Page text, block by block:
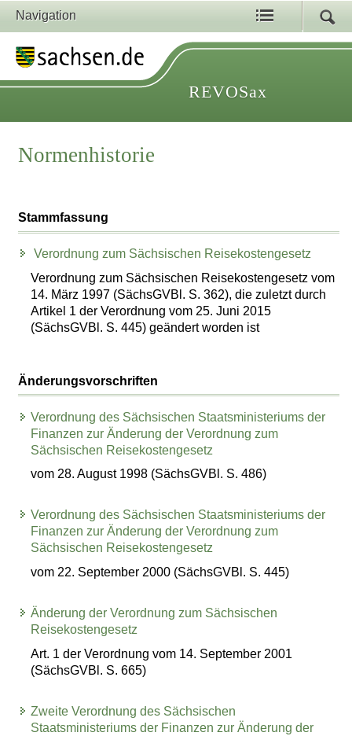
Navigation
REVOSax
Normenhistorie
Stammfassung
Verordnung zum Sächsischen Reisekostengesetz
Verordnung zum Sächsischen Reisekostengesetz vom
14. März 1997 (SächsGVBl. S. 362), die zuletzt durch
Artikel 1 der Verordnung vom 25. Juni 2015
(SächsGVBl. S. 445) geändert worden ist
Änderungsvorschriften
Verordnung des Sächsischen Staatsministeriums der
Finanzen zur Änderung der Verordnung zum
Sächsischen Reisekostengesetz
vom 28. August 1998 (SächsGVBl. S. 486)
Verordnung des Sächsischen Staatsministeriums der
Finanzen zur Änderung der Verordnung zum
Sächsischen Reisekostengesetz
vom 22. September 2000 (SächsGVBl. S. 445)
Änderung der Verordnung zum Sächsischen
Reisekostengesetz
Art. 1 der Verordnung vom 14. September 2001
(SächsGVBl. S. 665)
Zweite Verordnung des Sächsischen
Staatsministeriums der Finanzen zur Änderung der